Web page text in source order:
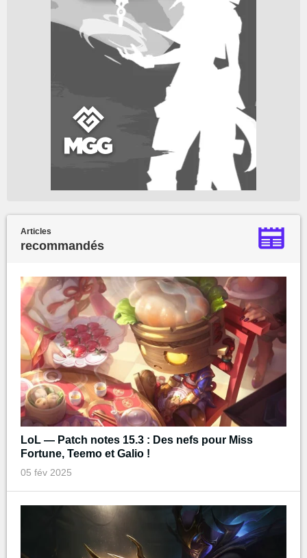
Articles
recommandés
LoL — Patch notes 15.3 : Des nefs pour Miss
Fortune, Teemo et Galio !
05 fév 2025